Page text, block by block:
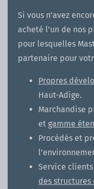
Si vous n’avez
acheté l’un de nos
pour lesquelles
partenaire pour
Propres
Haut-Adige.
Marchandise
et gamme
Procédés et
Service
des